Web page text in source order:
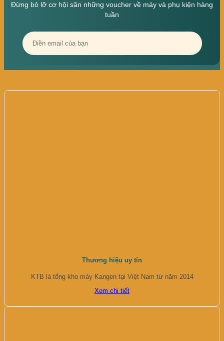
Đừng bỏ lỡ cơ hội săn những voucher về máy và phụ kiện hàng
tuần
Thương hiệu uy tín
KTB là tổng kho máy Kangen tại Việt Nam từ năm 2014
Xem chi tiết